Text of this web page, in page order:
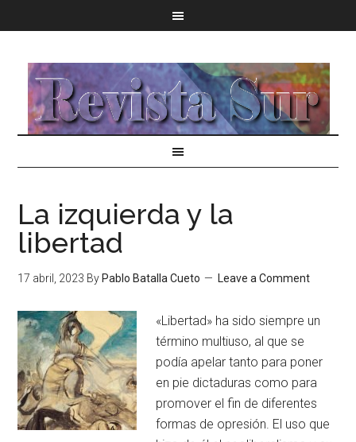
La izquierda y la
libertad
17 abril, 2023 By Pablo Batalla Cueto Leave a Comment
«Libertad» ha sido siempre un
término multiuso, al que se
podía apelar tanto para poner
en pie dictaduras como para
promover el fin de diferentes
formas de opresión. El uso que